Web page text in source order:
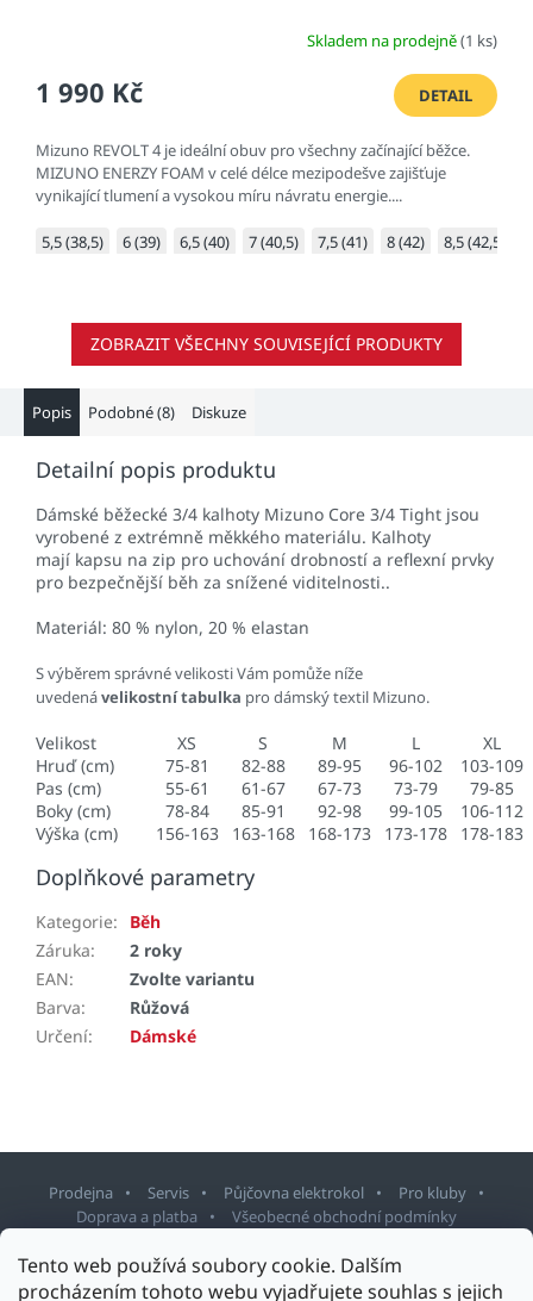
Tento web používá soubory cookie. Dalším
procházením tohoto webu vyjadřujete souhlas s jejich
Skladem na prodejně(1 ks)
1 990 Kč DETAIL
Mizuno REVOLT 4 je ideální obuv pro všechny začínající běžce.
MIZUNO ENERZY FOAM v celé délce mezipodešve zajišťuje
vynikající tlumení a vysokou míru návratu energie....
5,5 (38,5) 6 (39) 6,5 (40) 7 (40,5) 7,5 (41) 8 (42) 8,5 (42,5)
ZOBRAZIT VŠECHNY SOUVISEJÍCÍ PRODUKTY
Popis Podobné (8) Diskuze
Detailní popis produktu
Dámské běžecké 3/4 kalhoty Mizuno Core 3/4 Tight jsou
vyrobené z extrémně měkkého materiálu. Kalhoty
mají kapsu na zip pro uchování drobností a reflexní prvky
pro bezpečnější běh za snížené viditelnosti..
Materiál: 80 % nylon, 20 % elastan
S výběrem správné velikosti Vám pomůže níže
uvedenávelikostní tabulka pro dámský textil Mizuno.
Velikost XS S M L
XL
Hruď (cm)
75-81 82-88 89-95 96-102
103-109
Pas (cm)
55-61 61-67 67-73 73-79
79-85
Boky (cm)
78-84 85-91 92-98 99-105
106-112
Výška (cm)
156-163 163-168 168-173 173-178 178-183
Doplňkové parametry
Kategorie:
Běh
Záruka:
2 roky
EAN:
Zvolte variantu
Barva:
Růžová
Určení: Dámské
Prodejna Servis Půjčovna elektrokol
Pro kluby
Doprava a platba
Všeobecné obchodní podmínky